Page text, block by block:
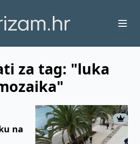
za tag: "luka
na